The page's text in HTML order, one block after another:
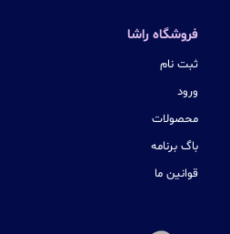
فروشگاه راشا
ثبت نام
ورود
محصولات
باگ برنامه
قوانین ما